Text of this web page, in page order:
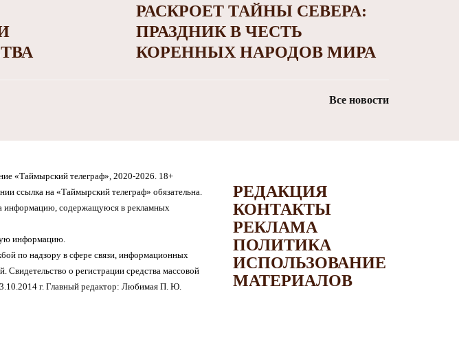
РАСКРОЕТ ТАЙНЫ СЕВЕРА:
ПРАЗДНИК В ЧЕСТЬ
КОРЕННЫХ НАРОДОВ МИРА
Все новости
«Таймырский телеграф», 2020-2026. 18+
ссылка на «Таймырский телеграф» обязательна.
информацию, содержащуюся в рекламных
информацию.
по надзору в сфере связи, информационных
Свидетельство о регистрации средства массовой
г. Главный редактор: Любимая П. Ю.
РЕДАКЦИЯ
КОНТАКТЫ
РЕКЛАМА
ПОЛИТИКА
ИСПОЛЬЗОВАНИЕ
МАТЕРИАЛОВ